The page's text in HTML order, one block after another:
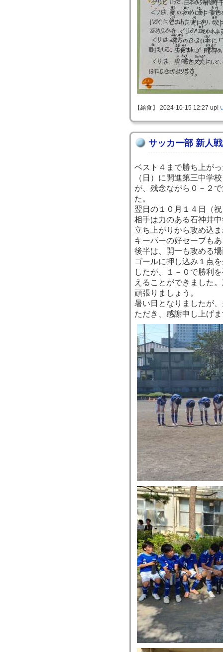
【給食】 2024-10-15 12:27 up!
サッカー部 新人
ベスト４まで勝ち上が
（日）に開進第三中学
が、残念ながら０－２
た。
翌日の１０月１４日（
相手は力のある石神井
立ち上がりから攻め込
キーパーの好セーブも
後半は、開一も攻める
ゴールに押し込み１点
したが、１－０で勝利
えることができました
頑張りましょう。
暑い日となりましたが
ただき、感謝申し上げ